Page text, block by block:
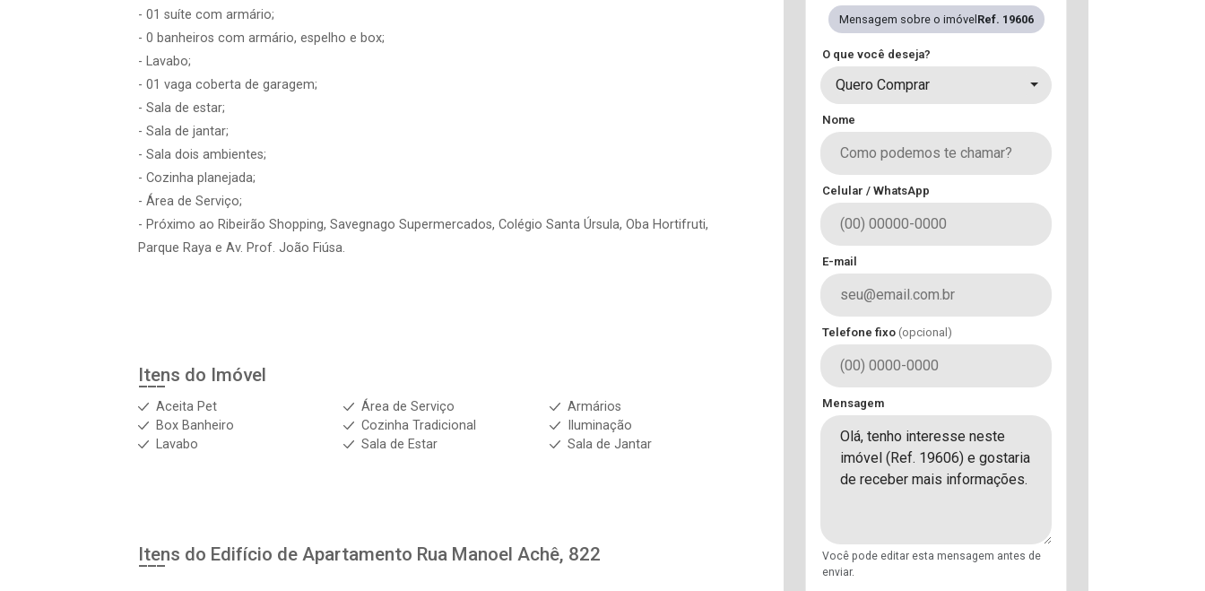
- 01 suíte com armário;
- 0 banheiros com armário, espelho e box;
- Lavabo;
- 01 vaga coberta de garagem;
- Sala de estar;
- Sala de jantar;
- Sala dois ambientes;
- Cozinha planejada;
- Área de Serviço;
- Próximo ao Ribeirão Shopping, Savegnago Supermercados, Colégio Santa Úrsula, Oba Hortifruti,
Parque Raya e Av. Prof. João Fiúsa.
Itens do Imóvel
Aceita Pet Área de Serviço
Armários
Box Banheiro
Cozinha Tradicional
Iluminação
Lavabo
Sala de Estar Sala de Jantar
Itens do Edifício de Apartamento Rua Manoel Achê, 822
Mensagem sobre o imóvel Ref. 19606
O que você deseja?
Quero Comprar
Nome
Celular / WhatsApp
E-mail
Telefone fixo (opcional)
Mensagem
Você pode editar esta mensagem antes de
enviar.